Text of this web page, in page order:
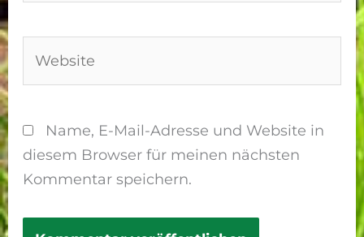
Name, E-Mail-Adresse und Website in
diesem Browser für meinen nächsten
Kommentar speichern.